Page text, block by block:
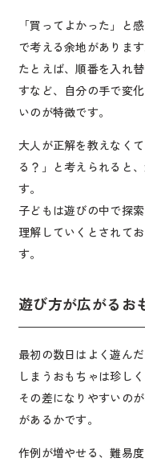
「買ってよかった」と
で考える余地があります
たとえば、順番を入れ
すなど、自分の手で変
いのが特徴です。
大人が正解を教えなく
る？」と考えられると
す。
子どもは遊びの中で探
理解していくとされて
す。
遊び方が広がるお
最初の数日はよく遊ん
しまうおもちゃは珍しく
その差になりやすいの
があるかです。
作例が増やせる、難易